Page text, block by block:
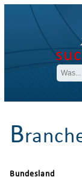
B
Bundesland